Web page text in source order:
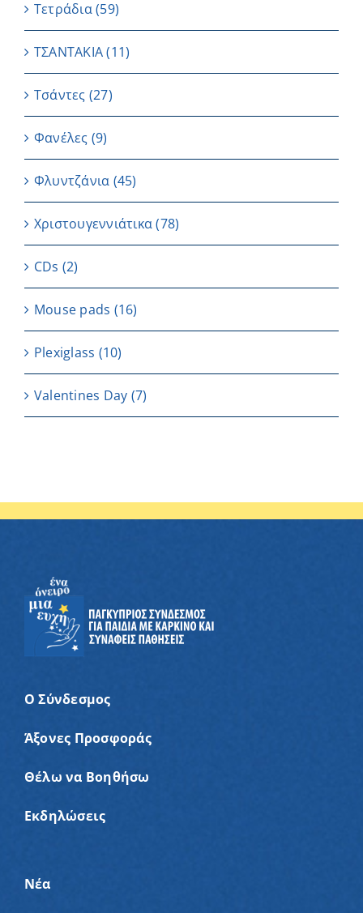
Τετράδια(59)
ΤΣΑΝΤΑΚΙΑ (11)
Τσάντες (27)
Φανέλες (9)
Φλυντζάνια (45)
Χριστουγεννιάτικα(78)
CDs (2)
Μouse pads (16)
Plexiglass (10)
Valentines Day (7)
Ο Σύνδεσμος
Άξονες Προσφοράς
Θέλω να Βοηθήσω
Εκδηλώσεις
Νέα